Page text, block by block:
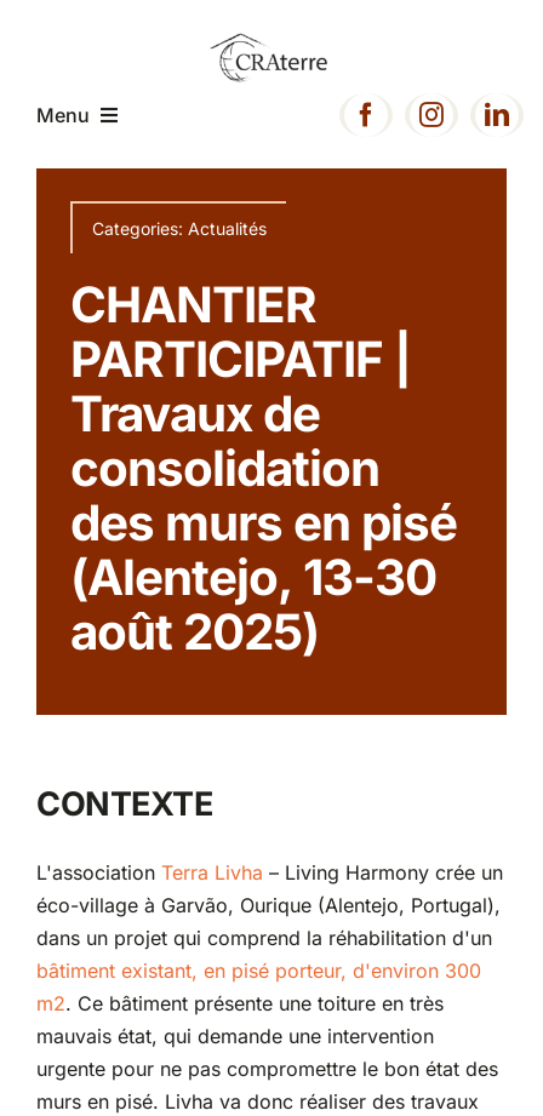
Menu
Accueil
Présentation
Expertise
Ressources
Partenariats
Categories: Actualités
CHANTIER
PARTICIPATIF |
Travaux de
consolidation
des murs en pisé
(Alentejo, 13-30
août 2025)
CONTEXTE
L'association Terra Livha – Living Harmony crée un
éco-village à Garvão, Ourique (Alentejo, Portugal),
dans un projet qui comprend la réhabilitation d'un
bâtiment existant, en pisé porteur, d'environ 300
m2. Ce bâtiment présente une toiture en très
mauvais état, qui demande une intervention
urgente pour ne pas compromettre le bon état des
murs en pisé. Livha va donc réaliser des travaux